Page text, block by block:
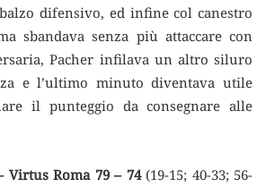
difensivo, ed infine col canestro
sbandava senza più attaccare con
Pacher infilava un altro siluro
e l’ultimo minuto diventava utile
il punteggio da consegnare alle
Virtus Roma 79 – 74(19-15; 40-33; 56-